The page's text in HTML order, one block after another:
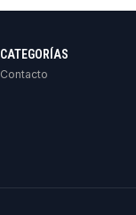
CATEGORÍAS
Contacto